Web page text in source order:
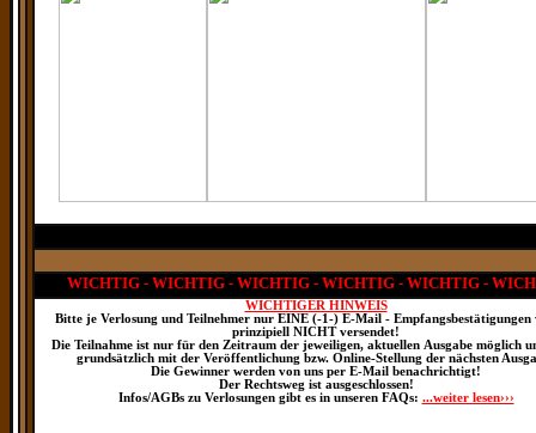
WICHTIG - WICHTIG - WICHTIG - WICHTIG - WICHTIG -
WICHTIGER HINWEIS
Bitte je Verlosung und Teilnehmer nur EINE (-1-) E-Mail - Empfangsbestätigungen
prinzipiell NICHT versendet!
Die Teilnahme ist nur für den Zeitraum der jeweiligen, aktuellen Ausgabe möglich
grundsätzlich mit der Veröffentlichung bzw. Online-Stellung der nächsten
Die Gewinner werden von uns per E-Mail benachrichtigt!
Der Rechtsweg ist ausgeschlossen!
Infos/AGBs zu Verlosungen gibt es in unseren FAQs: ...weiter lesen›››